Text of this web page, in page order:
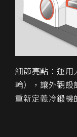
細節亮點 ：運
輪），讓外觀設
重新定義冷鍛機